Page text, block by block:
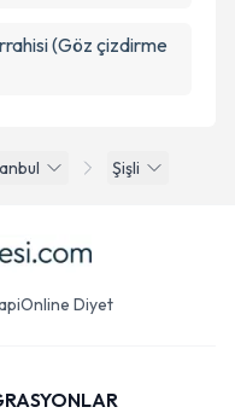
Şişli
(Göz çizdirme
Online Diyet